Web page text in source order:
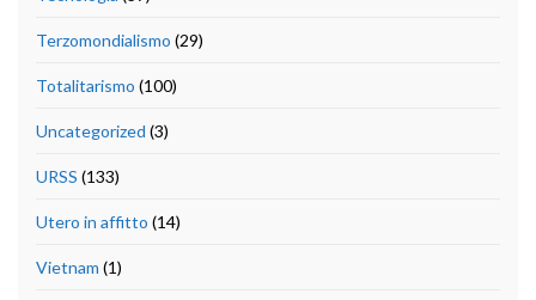
Terzomondialismo (29)
Totalitarismo (100)
Uncategorized (3)
URSS (133)
Utero in affitto (14)
Vietnam (1)